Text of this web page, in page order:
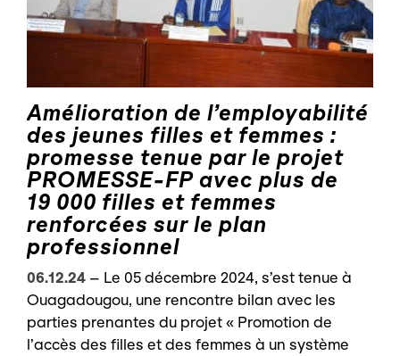
Amélioration de l’employabilité
des jeunes filles et femmes :
promesse tenue par le projet
PROMESSE-FP avec plus de
19 000 filles et femmes
renforcées sur le plan
professionnel
06.12.24 – Le 05 décembre 2024, s’est tenue à
Ouagadougou, une rencontre bilan avec les
parties prenantes du projet « Promotion de
l’accès des filles et des femmes à un système